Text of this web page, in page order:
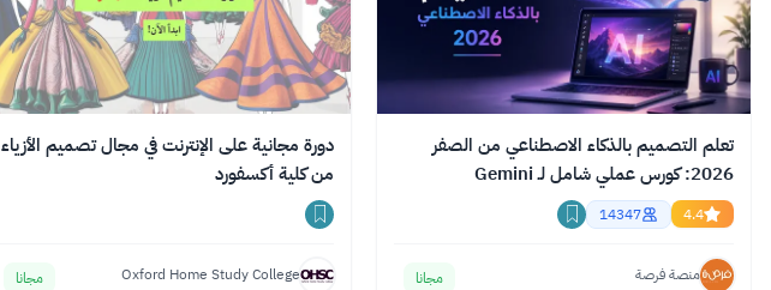
تعلم التصميم بالذكاء الاصطناعي من الصفر
2026: كورس عملي شامل لـ Gemini
وChatGPT وClaude
4.4
14347
منصة فرصة مجانا
دورة مجانية على الإنترنت في مجال تصميم الأزياء
من كلية أكسفورد
Oxford Home Study College مجانا